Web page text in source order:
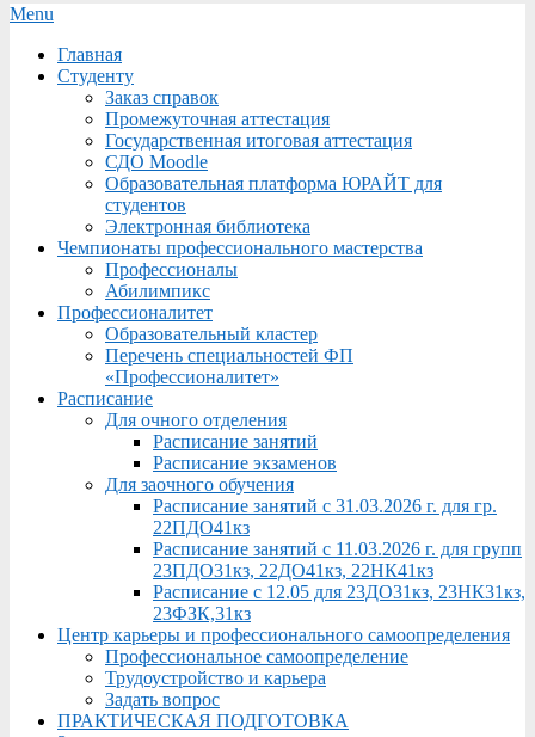
Secondary
Menu
Menu
Главная
Студенту
Заказ справок
Промежуточная аттестация
Государственная итоговая аттестация
СДО Moodle
Образовательная платформа ЮРАЙТ для
студентов
Электронная библиотека
Чемпионаты профессионального мастерства
Профессионалы
Абилимпикс
Профессионалитет
Образовательный кластер
Перечень специальностей ФП
«Профессионалитет»
Расписание
Для очного отделения
Расписание занятий
Расписание экзаменов
Для заочного обучения
Расписание занятий с 31.03.2026 г. для гр.
22ПДО41кз
Расписание занятий с 11.03.2026 г. для групп
23ПДО31кз, 22ДО41кз, 22НК41кз
Расписание с 12.05 для 23ДО31кз, 23НК31кз,
23ФЗК,31кз
Центр карьеры и профессионального самоопределения
Профессиональное самоопределение
Трудоустройство и карьера
Задать вопрос
ПРАКТИЧЕСКАЯ ПОДГОТОВКА